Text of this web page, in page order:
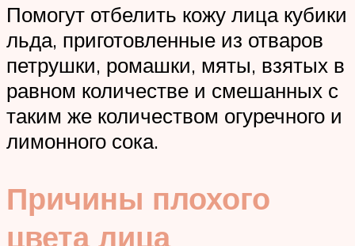
Помогут отбелить кожу лица кубики
льда, приготовленные из отваров
петрушки, ромашки, мяты, взятых в
равном количестве и смешанных с
таким же количеством огуречного и
лимонного сока.
Причины плохого
цвета лица